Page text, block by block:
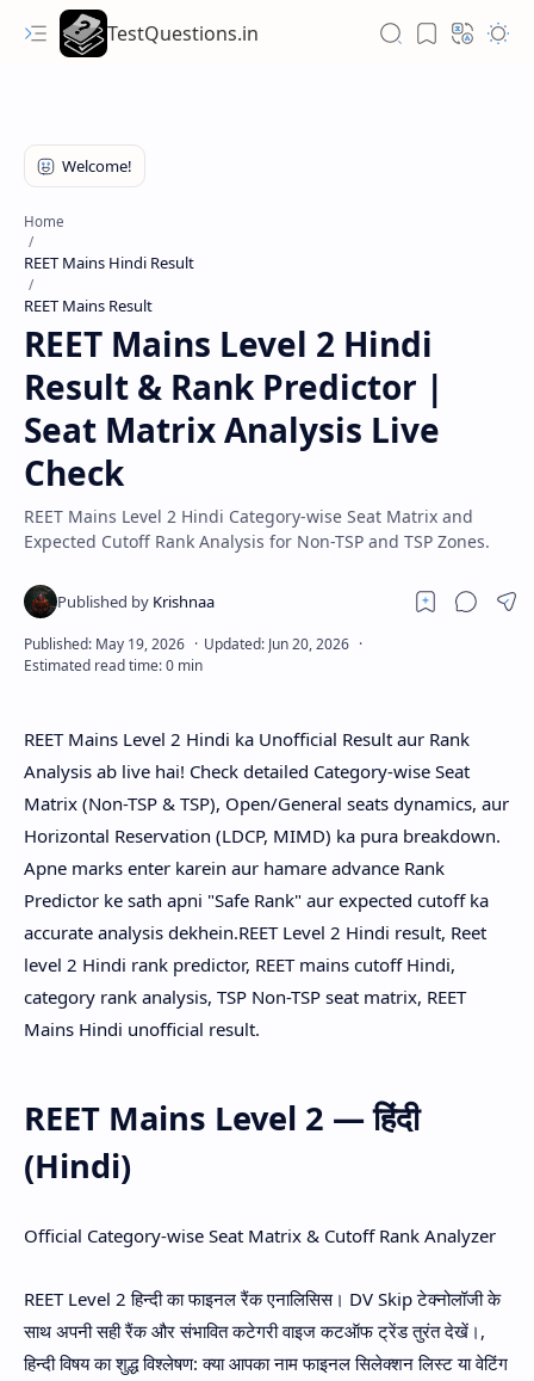
TestQuestions.in
Home
REET Mains Hindi Result
REET Mains Result
REET Mains Level 2 Hindi
Result & Rank Predictor |
Seat Matrix Analysis Live
Check
REET Mains Level 2 Hindi Category-wise Seat Matrix and
Expected Cutoff Rank Analysis for Non-TSP and TSP Zones.
REET Mains Level 2 Hindi ka Unofficial Result aur Rank
Analysis ab live hai! Check detailed Category-wise Seat
Matrix (Non-TSP & TSP), Open/General seats dynamics, aur
Horizontal Reservation (LDCP, MIMD) ka pura breakdown.
Apne marks enter karein aur hamare advance Rank
Predictor ke sath apni "Safe Rank" aur expected cutoff ka
accurate analysis dekhein.REET Level 2 Hindi result, Reet
level 2 Hindi rank predictor, REET mains cutoff Hindi,
category rank analysis, TSP Non-TSP seat matrix, REET
Mains Hindi unofficial result.
REET Mains Level 2 — हिंदी
(Hindi)
Official Category-wise Seat Matrix & Cutoff Rank Analyzer
REET Level 2 हिन्दी का फाइनल रैंक एनालिसिस। DV Skip टेक्नोलॉजी के
साथ अपनी सही रैंक और संभावित कटेगरी वाइज कटऑफ ट्रेंड तुरंत देखें।,
हिन्दी विषय का शुद्ध विश्लेषण: क्या आपका नाम फाइनल सिलेक्शन लिस्ट या वेटिंग